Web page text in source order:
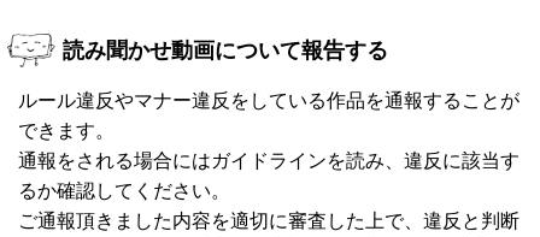
読み聞かせ動画について報告する
ルール違反やマナー違反をしている作品を通報することが
できます。
通報をされる場合にはガイドラインを読み、違反に該当す
るか確認してください。
ご通報頂きました内容を適切に審査した上で、違反と判断